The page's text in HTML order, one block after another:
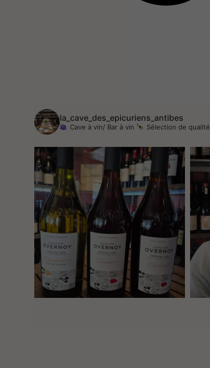
la_cave_des_epicuriens_antibes
Cave à vin/ Bar à vin Sélection de qualité